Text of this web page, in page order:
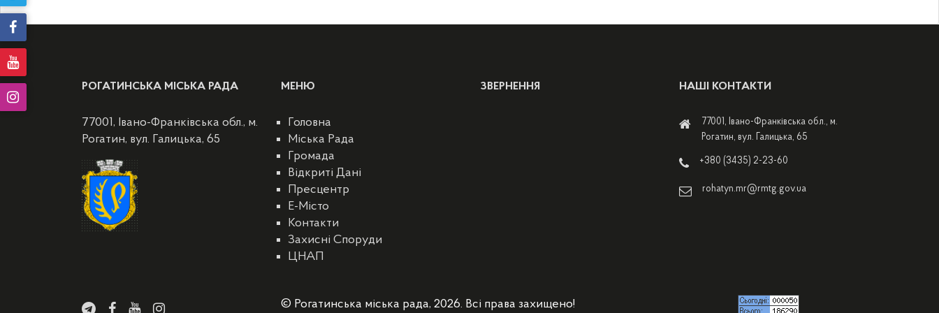
РОГАТИНСЬКА МІСЬКА РАДА
77001, Івано-Франківська обл., м.
Рогатин, вул. Галицька, 65
МЕНЮ
Головна
Міська Рада
Громада
Відкриті Дані
Пресцентр
E-Місто
Контакти
Захисні Споруди
ЦНАП
ЗВЕРНЕННЯ НАШІ КОНТАКТИ
77001, Івано-Франківська обл., м.
Рогатин, вул. Галицька, 65
+380 (3435) 2-23-60
rohatyn.mr@rmtg.gov.ua
© Рогатинська міська рада, 2026. Всі права захищено!